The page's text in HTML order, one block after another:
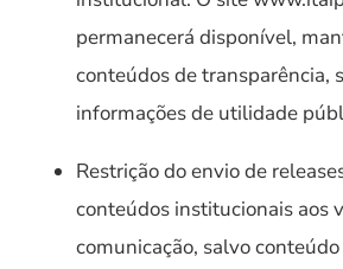
permanecerá disponível,
conteúdos de transparência,
informações de utilidade
Restrição do envio de
conteúdos institucionais aos
comunicação, salvo